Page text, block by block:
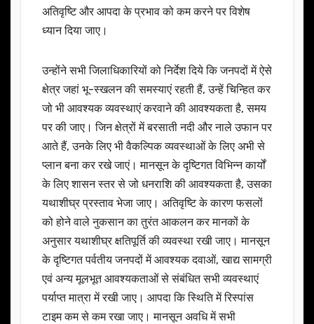
अतिवृष्टि और आपदा के प्रभाव को कम करने पर विशेष
ध्यान दिया जाए।
उन्होंने सभी जिलाधिकारियों को निर्देश दिये कि जनपदों में ऐसे
क्षेत्र जहां भू-स्खलन की समस्याएं रहती हैं, उन्हें चिन्हित कर
जो भी आवश्यक व्यवस्थाएं करवाने की आवश्यकता है, समय
पर की जाए। जिन क्षेत्रों में बरसाती नदी और नाले उफान पर
आते हैं, उनके लिए भी वैकल्पिक व्यवस्थाओं के लिए अभी से
प्लान बना कर रखे जाएं। मानसून के दृष्टिगत विभिन्न कार्यों
के लिए शासन स्तर से जो धनराशि की आवश्यकता है, उसका
यथाशीघ्र प्रस्ताव भेजा जाए। अतिवृष्टि के कारण फसलों
को होने वाले नुकसान का तुरंत आकलन कर मानकों के
अनुसार यथाशीघ्र क्षतिपूर्ति की व्यवस्था रखी जाए। मानसून
के दृष्टिगत पर्वतीय जनपदों में आवश्यक दवाओं, खाद्य सामग्री
एवं अन्य मूलभूत आवश्यकताओं से संबंधित सभी व्यवस्थाएं
पर्याप्त मात्रा में रखी जाए। आपदा कि स्थिति में रिस्पांस
टाइम कम से कम रखा जाए। मानसून अवधि में सभी